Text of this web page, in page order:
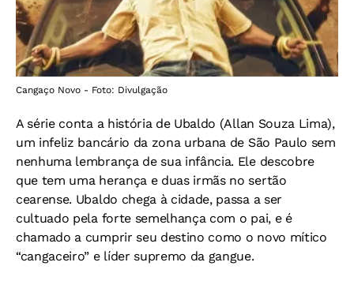
Cangaço Novo - Foto: Divulgação
A série conta a história de Ubaldo (Allan Souza Lima),
um infeliz bancário da zona urbana de São Paulo sem
nenhuma lembrança de sua infância. Ele descobre
que tem uma herança e duas irmãs no sertão
cearense. Ubaldo chega à cidade, passa a ser
cultuado pela forte semelhança com o pai, e é
chamado a cumprir seu destino como o novo mítico
“cangaceiro” e líder supremo da gangue.